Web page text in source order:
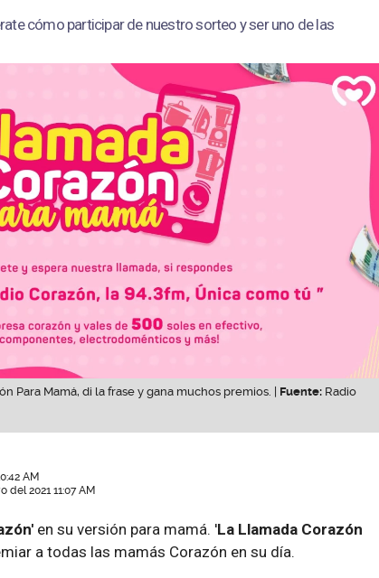
cómo participar de nuestro sorteo y ser uno de las
Para Mamá, di la frase y gana muchos premios. | Fuente: Radio
AM
2021 11:07 AM
en su versión para mamá. 'La Llamada Corazón
a todas las mamás Corazón en su día.